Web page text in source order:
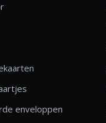
enveloppen